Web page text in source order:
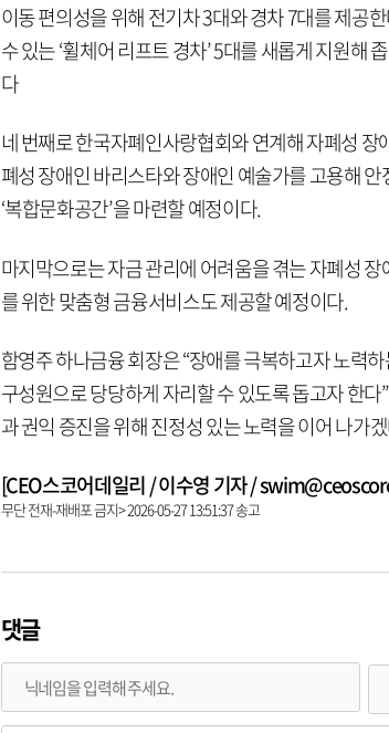
이동 편의성을 위해 전기차 3대와 경차 7대를 제공
수 있는 ‘휠체어 리프트 경차’ 5대를 새롭게 지원해
다
네 번째로 한국자폐인사랑협회와 연계해 자폐성
폐성 장애인 바리스타와 장애인 예술가를 고용해
‘복합문화공간’을 마련할 예정이다.
마지막으로는 자금 관리에 어려움을 겪는 자폐성
를 위한 맞춤형 금융서비스도 제공할 예정이다.
함영주 하나금융 회장은 “장애를 극복하고자 노력
구성원으로 당당하게 자리할 수 있도록 돕고자 한
과 권익 증진을 위해 진정성 있는 노력을 이어 나가
[CEO스코어데일리 / 이수영 기자 /
무단 전재-재배포 금지> 2026-05-27 13:51:37 송고
댓글